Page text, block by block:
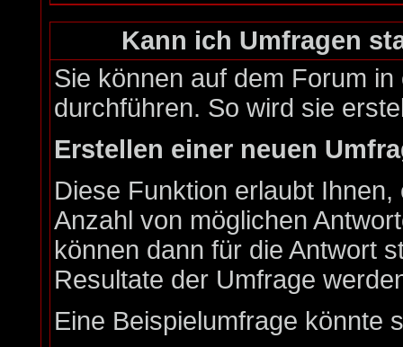
Kann ich Umfragen
Sie können auf dem Forum
durchführen. So wird sie
Erstellen einer neuen
Diese Funktion erlaubt
Anzahl von möglichen
können dann für die Antwort
Resultate der Umfrage
Eine Beispielumfrage könnte